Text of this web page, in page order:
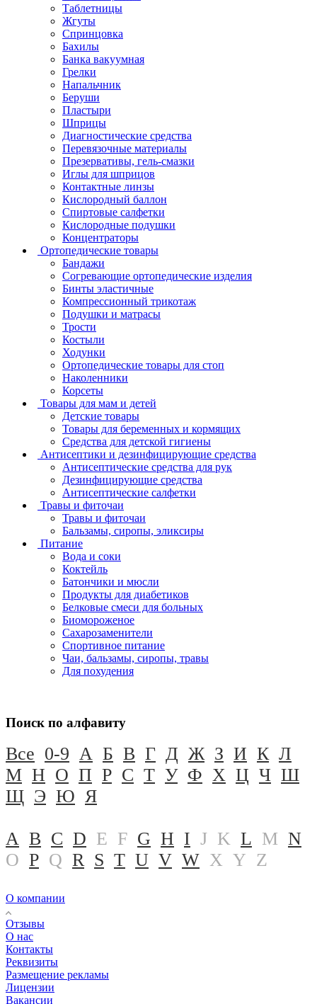
Таблетницы
Жгуты
Спринцовка
Бахилы
Банка вакуумная
Грелки
Напальчник
Беруши
Пластыри
Шприцы
Диагностические средства
Перевязочные материалы
Презервативы, гель-смазки
Иглы для шприцов
Контактные линзы
Кислородный баллон
Спиртовые салфетки
Кислородные подушки
Концентраторы
Ортопедические товары
Бандажи
Согревающие ортопедические изделия
Бинты эластичные
Компрессионный трикотаж
Подушки и матрасы
Трости
Костыли
Ходунки
Ортопедические товары для стоп
Наколенники
Корсеты
Товары для мам и детей
Детские товары
Товары для беременных и кормящих
Средства для детской гигиены
Антисептики и дезинфицирующие средства
Антисептические средства для рук
Дезинфицирующие средства
Антисептические салфетки
Травы и фиточаи
Травы и фиточаи
Бальзамы, сиропы, эликсиры
Питание
Вода и соки
Коктейль
Батончики и мюсли
Продукты для диабетиков
Белковые смеси для больных
Биомороженое
Сахарозаменители
Спортивное питание
Чаи, бальзамы, сиропы, травы
Для похудения
Поиск по алфавиту
Все 0-9 А Б В Г Д Ж З И К Л
М Н О П Р С Т У Ф Х Ц Ч Ш
Щ Э Ю Я
A B C D E F G H I J K L M N
O P Q R S T U V W X Y Z
О компании
Отзывы
О нас
Контакты
Реквизиты
Размещение рекламы
Лицензии
Вакансии